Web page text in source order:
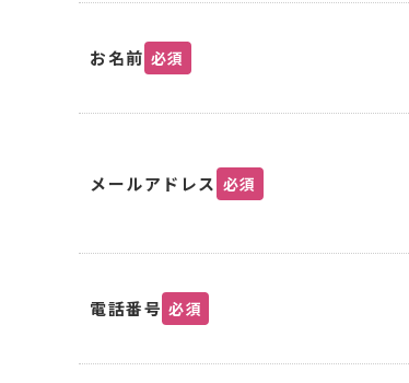
お名前 必須
メールアドレス 必須
電話番号 必須